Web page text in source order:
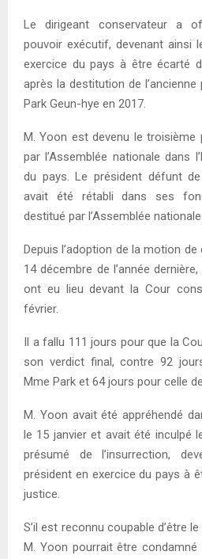
Le dirigeant conservateur a
pouvoir exécutif, devenant ainsi
exercice du pays à être écarté
après la destitution de
Park Geun-hye en 2017.
M. Yoon est devenu le troisième
par l’Assemblée nationale dans
du pays. Le président défunt
avait été rétabli dans ses
destitué par l’Assemblée
Depuis l’adoption de la motion
14 décembre de l’année
ont eu lieu devant la Cour
février.
Il a fallu 111 jours pour que la
son verdict final, contre 92
Mme Park et 64 jours pour celle
M. Yoon avait été appréhendé
le 15 janvier et avait été inculpé
présumé de l’insurrection,
président en exercice du pays à
justice.
S’il est reconnu coupable d’être
M. Yoon pourrait être